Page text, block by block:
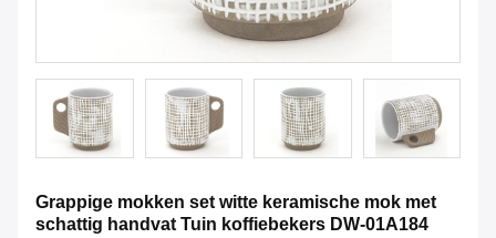
Grappige mokken set witte keramische mok met
schattig handvat Tuin koffiebekers DW-01A184